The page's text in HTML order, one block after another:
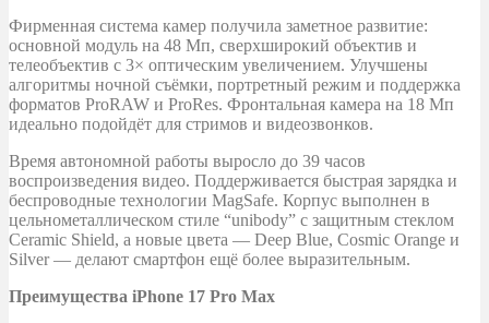
Фирменная система камер получила заметное развитие:
основной модуль на 48 Мп, сверхширокий объектив и
телеобъектив с 3× оптическим увеличением. Улучшены
алгоритмы ночной съёмки, портретный режим и поддержка
форматов ProRAW и ProRes. Фронтальная камера на 18 Мп
идеально подойдёт для стримов и видеозвонков.
Время автономной работы выросло до 39 часов
воспроизведения видео. Поддерживается быстрая зарядка и
беспроводные технологии MagSafe. Корпус выполнен в
цельнометаллическом стиле “unibody” с защитным стеклом
Ceramic Shield, а новые цвета — Deep Blue, Cosmic Orange и
Silver — делают смартфон ещё более выразительным.
Преимущества iPhone 17 Pro Max